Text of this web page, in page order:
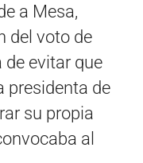
a Mesa,
del voto de
de evitar que
presidenta de
su propia
al